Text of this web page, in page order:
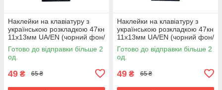
Наклейки на клавіатуру з
українською розкладкою 47кн
11х13мм UA/EN (чорний фон/
сині літери)
Готово до відправки більше 2
од.
49 ₴ 65 ₴
Наклейки на клавіатуру з
українською розкладкою 47кн
11х13мм UA/EN (чорний фон/
жовті літери)
Готово до відправки більше 2
од.
49 ₴ 65 ₴